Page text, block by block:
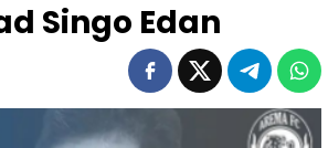
Singo Edan